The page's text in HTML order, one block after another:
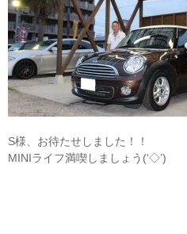
S様、お待たせしました！！
MINIライフ満喫しましょう(‘◇’)ゞ